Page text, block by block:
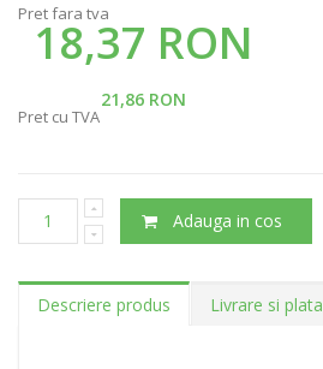
Pret fara tva
18,37 RON
21,86 RON
Pret cu TVA
Adauga in cos
Descriere produs Livrare si plata